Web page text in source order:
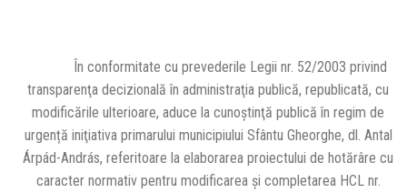
În conformitate cu prevederile Legii nr. 52/2003 privind
transparenţa decizională în administraţia publică, republicată, cu
modificările ulterioare, aduce la cunoştinţă publică în regim de
urgență iniţiativa primarului municipiului Sfântu Gheorghe, dl. Antal
Árpád-András, referitoare la elaborarea proiectului de hotărâre cu
caracter normativ pentru modificarea și completarea HCL nr.